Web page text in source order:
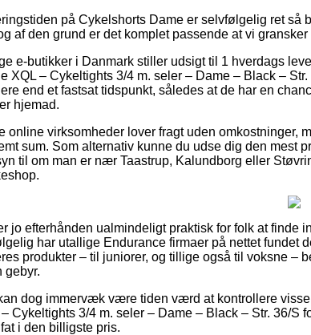
på Cykelshorts Dame er selvfølgelig ret
af den grund er det komplet passende at vi
e-butikker i Danmark stiller udsigt til 1 hverdags
XQL – Cykeltights 3/4 m. seler – Dame – Black –
end et fastsat tidspunkt, således at de har en
hjemad.
online virksomheder lover fragt uden omkostninger,
sum. Som alternativ kunne du udse dig den mest
til om man er nær Taastrup, Kalundborg eller
jo efterhånden ualmindeligt praktisk for folk at finde
har utallige Endurance firmaer på nettet
produkter – til juniorer, og tillige også til voksne –
gebyr.
dog immervæk være tiden værd at kontrollere
– Cykeltights 3/4 m. seler – Dame – Black – Str. 36/S
i den billigste pris.